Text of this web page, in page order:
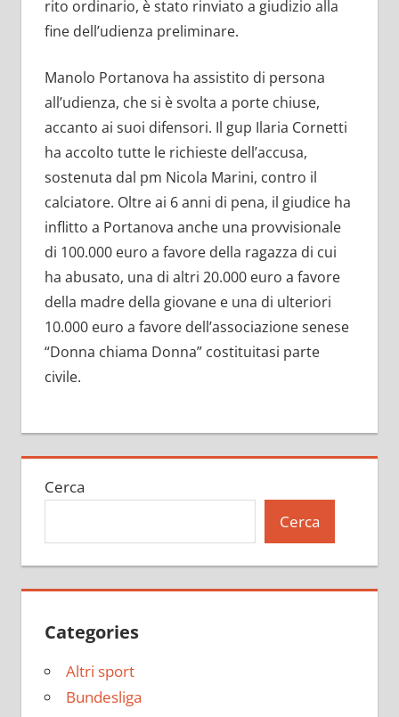
rito ordinario, è stato rinviato a giudizio alla
fine dell’udienza preliminare.
Manolo Portanova ha assistito di persona
all’udienza, che si è svolta a porte chiuse,
accanto ai suoi difensori. Il gup Ilaria Cornetti
ha accolto tutte le richieste dell’accusa,
sostenuta dal pm Nicola Marini, contro il
calciatore. Oltre ai 6 anni di pena, il giudice ha
inflitto a Portanova anche una provvisionale
di 100.000 euro a favore della ragazza di cui
ha abusato, una di altri 20.000 euro a favore
della madre della giovane e una di ulteriori
10.000 euro a favore dell’associazione senese
“Donna chiama Donna” costituitasi parte
civile.
Cerca
Cerca
Categories
Altri sport
Bundesliga